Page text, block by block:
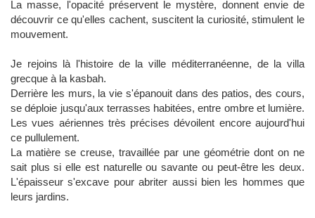
La masse, l'opacité préservent le mystère, donnent envie de
découvrir ce qu'elles cachent, suscitent la curiosité, stimulent le
mouvement.
Je rejoins là l'histoire de la ville méditerranéenne, de la villa
grecque à la kasbah.
Derrière les murs, la vie s'épanouit dans des patios, des cours,
se déploie jusqu'aux terrasses habitées, entre ombre et lumière.
Les vues aériennes très précises dévoilent encore aujourd'hui
ce pullulement.
La matière se creuse, travaillée par une géométrie dont on ne
sait plus si elle est naturelle ou savante ou peut-être les deux.
L'épaisseur s'excave pour abriter aussi bien les hommes que
leurs jardins.